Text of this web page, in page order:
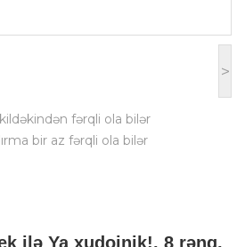
>
fərqli ola bilər
bir az fərqli ola bilər
ilə Ya xudojnik!, 8 rəng,